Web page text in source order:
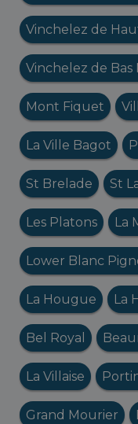
Vinchelez de
Vinchelez de Bas
Mont Fiquet
La Ville Bagot
St Brelade St
Les Platons La
Lower Blanc
La Hougue La
Bel Royal
La Villaise
Grand Mourier